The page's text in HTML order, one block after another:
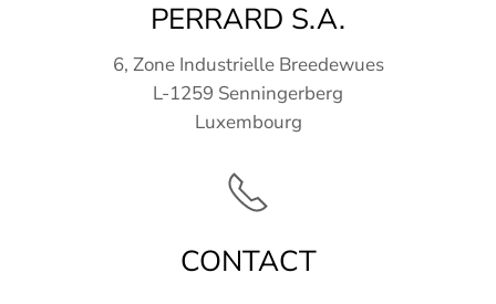
PERRARD S.A.
6, Zone Industrielle Breedewues
L-1259 Senningerberg
Luxembourg
CONTACT